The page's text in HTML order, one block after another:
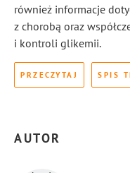
również informacje
z chorobą oraz
i kontroli glikemii.
PRZECZYTAJ SPIS
AUTOR